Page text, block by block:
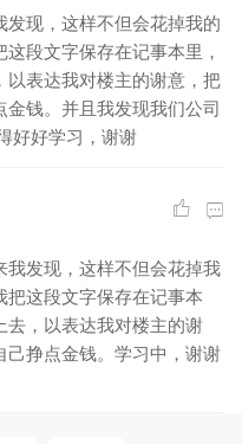
现，这样不但会花掉我的
段文字保存在记事本里，
表达我对楼主的谢意，把
钱。并且我发现我们公司
好好学习，谢谢
发现，这样不但会花掉我
这段文字保存在记事本
去，以表达我对楼主的谢
挣点金钱。学习中，谢谢